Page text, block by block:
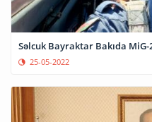
Səlcuk Bayraktar Bakıda MiG-
25-05-2022